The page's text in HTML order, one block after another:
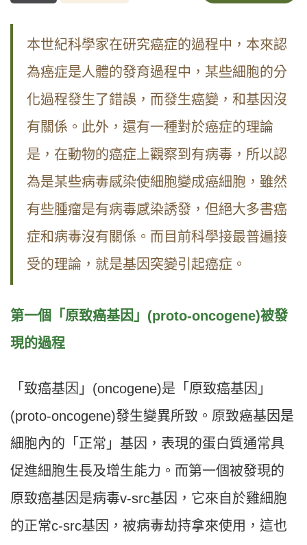
本世紀科學家在研究癌症的過程中，本來認
為癌症是人體的發育過程中，某些細胞的分
化過程發生了錯誤，而發生癌變，和基因沒
有關係。此外，還有一種對於癌症的理論
是，在動物的癌症上觀察到有病毒，所以認
為是某些病毒感染使細胞變成癌細胞，雖然
有些腫瘤是有病毒感染誘發，但絕大多書癌
症和病毒沒有關係。而目前科學接最普遍接
受的理論，就是基因突變引起癌症。
第一個「原致癌基因」(proto-oncogene)被發
現的過程
「致癌基因」(oncogene)是「原致癌基因」
(proto-oncogene)發生變異所致。原致癌基因是
細胞內的「正常」基因，表現的蛋白質通常具
促進細胞生長及增生能力。而第一個被發現的
原致癌基因是病毒v-src基因，它來自於雞細胞
的正常c-src基因，被病毒劫持拿來使用，這也